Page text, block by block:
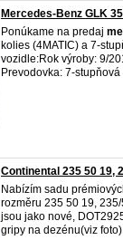
Mercedes-Benz GLK
Ponúkame na predaj
kolies (4MATIC) a 7-
vozidle: ​Rok výroby: 9/
Prevodovka: 7-
Continental 235 50 19,
Nabízím sadu
rozměru 235 50 19,
jsou jako nové,
gripy na dezénu(viz